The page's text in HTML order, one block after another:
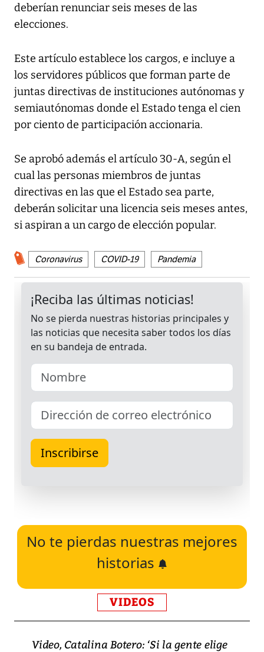
deberían renunciar seis meses de las
elecciones.
Este artículo establece los cargos, e incluye a
los servidores públicos que forman parte de
juntas directivas de instituciones autónomas y
semiautónomas donde el Estado tenga el cien
por ciento de participación accionaria.
Se aprobó además el artículo 30-A, según el
cual las personas miembros de juntas
directivas en las que el Estado sea parte,
deberán solicitar una licencia seis meses antes,
si aspiran a un cargo de elección popular.
Coronavirus COVID-19 Pandemia
No te pierdas nuestras mejores
historias
VIDEOS
Video, Catalina Botero: ‘Si la gente elige